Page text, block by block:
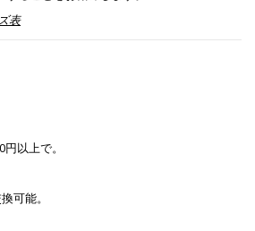
表
以上で。
可能。